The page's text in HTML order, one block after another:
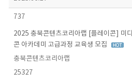
737
2025 충북콘텐츠코리아랩 [플레이콘] 미
콘 아카데미 고급과정 교육생 모집
충북콘텐츠코리아랩
25327